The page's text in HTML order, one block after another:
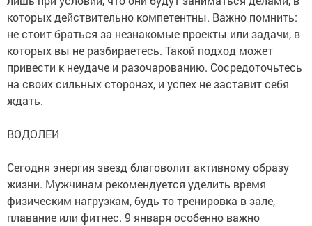
которых действительно компетентны. Важно помнить:
не стоит браться за незнакомые проекты или задачи, в
которых вы не разбираетесь. Такой подход может
привести к неудаче и разочарованию. Сосредоточьтесь
на своих сильных сторонах, и успех не заставит себя
ждать.
ВОДОЛЕИ
Сегодня энергия звезд благоволит активному образу
жизни. Мужчинам рекомендуется уделить время
физическим нагрузкам, будь то тренировка в зале,
плавание или фитнес. 9 января особенно важно